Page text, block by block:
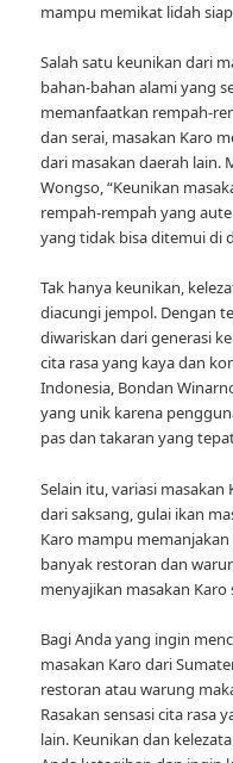
mampu memikat lidah
Salah satu keunikan dari
bahan-bahan alami yang
memanfaatkan rempah-
dan serai, masakan Karo
dari masakan daerah lain.
Wongso, “Keunikan
rempah-rempah yang
yang tidak bisa ditemui di
Tak hanya keunikan,
diacungi jempol. Dengan
diwariskan dari generasi
cita rasa yang kaya dan
Indonesia, Bondan
yang unik karena
pas dan takaran yang
Selain itu, variasi
dari saksang, gulai ikan
Karo mampu
banyak restoran dan
menyajikan masakan
Bagi Anda yang ingin
masakan Karo dari
restoran atau warung
Rasakan sensasi cita rasa
lain. Keunikan dan